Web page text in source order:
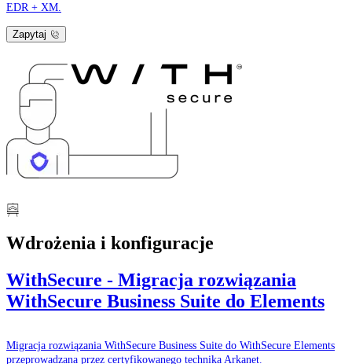
EDR + XM.
Zapytaj
Wdrożenia i konfiguracje
WithSecure - Migracja rozwiązania
WithSecure Business Suite do Elements
Migracja rozwiązania WithSecure Business Suite do WithSecure Elements
przeprowadzana przez certyfikowanego technika Arkanet.